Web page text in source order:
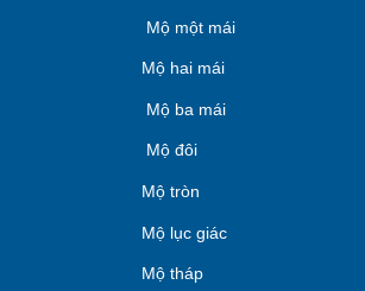
Mộ một mái
Mộ hai mái
Mộ ba mái
Mộ đôi
Mộ tròn
Mộ lục giác
Mộ tháp